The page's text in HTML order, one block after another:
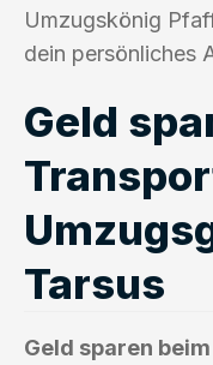
Umzugskönig
dein persönliches
Geld
Tarsus
Geld sparen